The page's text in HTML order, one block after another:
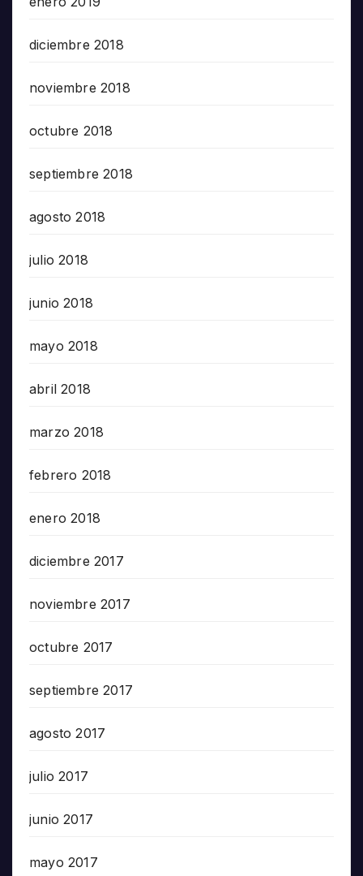
diciembre 2018
noviembre 2018
octubre 2018
septiembre 2018
agosto 2018
julio 2018
junio 2018
mayo 2018
abril 2018
marzo 2018
febrero 2018
enero 2018
diciembre 2017
noviembre 2017
octubre 2017
septiembre 2017
agosto 2017
julio 2017
junio 2017
mayo 2017